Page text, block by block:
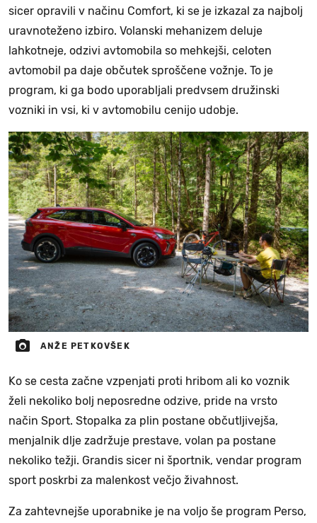
sicer opravili v načinu Comfort, ki se je izkazal za najbolj
uravnoteženo izbiro. Volanski mehanizem deluje
lahkotneje, odzivi avtomobila so mehkejši, celoten
avtomobil pa daje občutek sproščene vožnje. To je
program, ki ga bodo uporabljali predvsem družinski
vozniki in vsi, ki v avtomobilu cenijo udobje.
ANŽE PETKOVŠEK
Ko se cesta začne vzpenjati proti hribom ali ko voznik
želi nekoliko bolj neposredne odzive, pride na vrsto
način Sport. Stopalka za plin postane občutljivejša,
menjalnik dlje zadržuje prestave, volan pa postane
nekoliko težji. Grandis sicer ni športnik, vendar program
sport poskrbi za malenkost večjo živahnost.
Za zahtevnejše uporabnike je na voljo še program Perso,